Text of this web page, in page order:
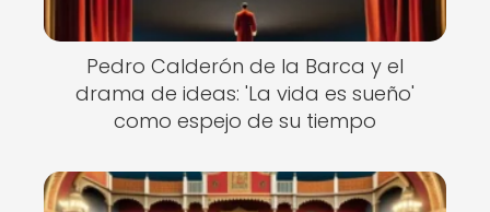
Pedro Calderón de la Barca y el
drama de ideas: 'La vida es sueño'
como espejo de su tiempo